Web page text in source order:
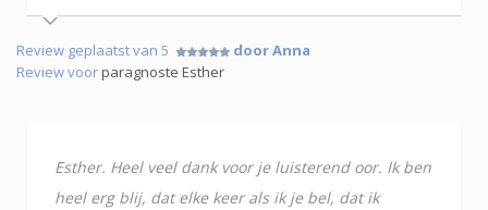
Review geplaatst van 5
door Anna
Review voorparagnoste Esther
Esther. Heel veel dank voor je luisterend oor. Ik ben
heel erg blij, dat elke keer als ik je bel, dat ik